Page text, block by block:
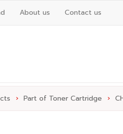
About us Contact us
› Part of Toner Cartridge ›